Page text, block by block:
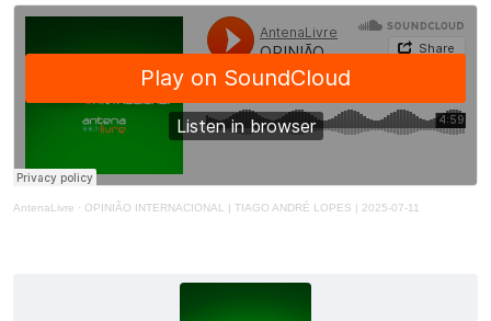
AntenaLivre · OPINIÃO INTERNACIONAL | TIAGO ANDRÉ LOPES | 2025-07-11